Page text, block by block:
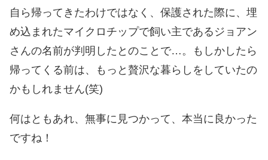
自ら帰ってきたわけではなく、保護された際に、埋
め込まれたマイクロチップで飼い主であるジョアン
さんの名前が判明したとのことで…。もしかしたら
帰ってくる前は、もっと贅沢な暮らしをしていたの
かもしれません(笑)
何はともあれ、無事に見つかって、本当に良かった
ですね！